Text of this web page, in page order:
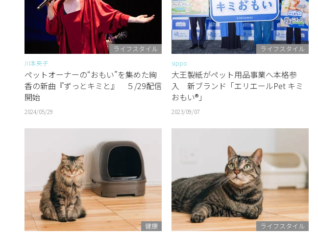
ライフスタイル
川本央子
ペットオーナーの“おもい”を集めた絢
香の新曲『ずっとキミと』 ５/29配信
開始
2024/05/29
ライフスタイル
sippo
大王製紙がペット用品事業へ本格参
入 新ブランド「エリエールPet キミ
おもい®」
2023/09/07
健康 ライフスタイル